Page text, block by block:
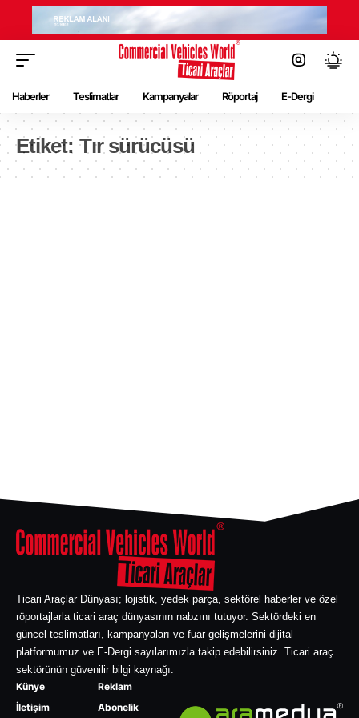
Haberler Teslimatlar Kampanyalar Röportaj E-Dergi
Etiket: Tır sürücüsü
Ticari Araçlar Dünyası; lojistik, yedek parça, sektörel haberler ve özel
röportajlarla ticari araç dünyasının nabzını tutuyor. Sektördeki en
güncel teslimatları, kampanyaları ve fuar gelişmelerini dijital
platformumuz ve E-Dergi sayılarımızla takip edebilirsiniz. Ticari araç
sektörünün güvenilir bilgi kaynağı.
Künye
İletişim
Reklam
Abonelik